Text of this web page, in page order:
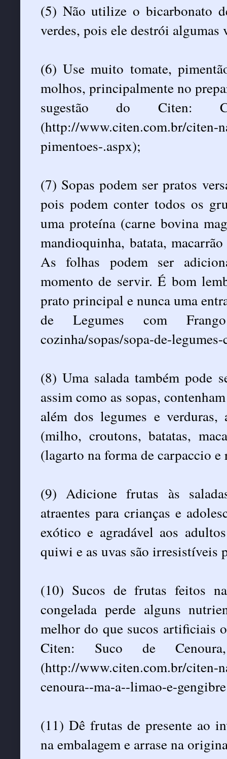
(5) Não utilize o bicarbonato
verdes, pois ele destrói algumas
(6) Use muito tomate,
molhos, principalmente no
sugestão do Citen:
(http://www.citen.com.br/citen-
pimentoes-.aspx);
(7) Sopas podem ser pratos
pois podem conter todos os
uma proteína (carne bovina
mandioquinha, batata,
As folhas podem ser
momento de servir. É bom
prato principal e nunca uma
de Legumes com Frango
cozinha/sopas/sopa-de-
(8) Uma salada também pode
assim como as sopas,
além dos legumes e
(milho, croutons, batatas,
(lagarto na forma de carpaccio
(9) Adicione frutas às
atraentes para crianças e
exótico e agradável aos
quiwi e as uvas são irresistíveis
(10) Sucos de frutas feitos
congelada perde alguns
melhor do que sucos artificiais
Citen: Suco de
(http://www.citen.com.br/citen-
cenoura--ma-a--limao-e-
(11) Dê frutas de presente ao
na embalagem e arrase na